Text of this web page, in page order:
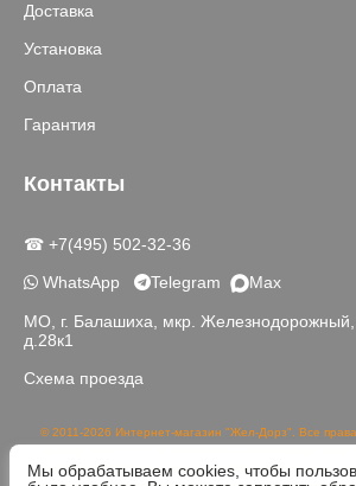
Доставка
Установка
Оплата
Гарантия
Контакты
☎ +7(495) 502-32-36
WhatsApp
Telegram Max
МО, г. Балашиха, мкр.
д.28к1
Схема проезда
© 2011-2026 Интернет-магазин "Жел-Дорз". Все
публичной офертой, определяемой положениями
Мы обрабатываем cookies, чтобы